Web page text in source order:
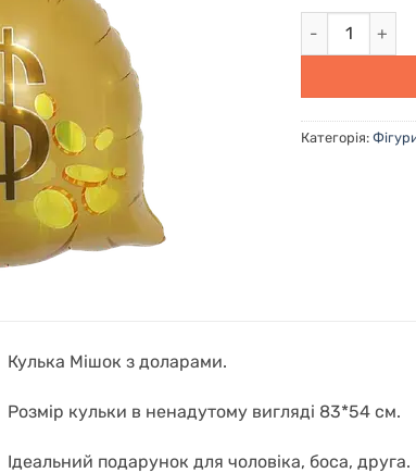
Кулька Мішок
Категорія:
Кулька Мішок з доларами.
Розмір кульки в ненадутому вигляді 83*54 см.
Ідеальний подарунок для чоловіка, боса, друга.